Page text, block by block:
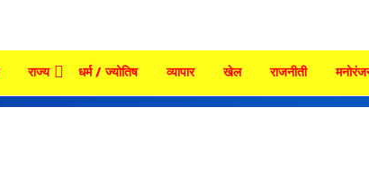
राज्य धर्म / ज्योतिष व्यापार खेल राजनीती